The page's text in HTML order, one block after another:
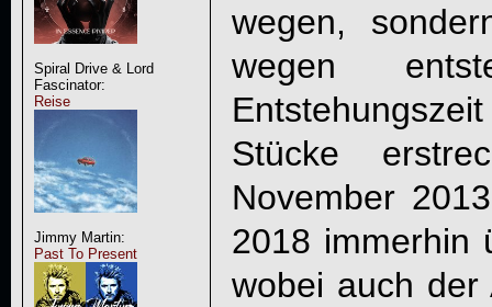
Spiral Drive & Lord
Fascinator:
Reise
Jimmy Martin:
Past To Present
wegen,
wegen
Stücke
November
2018 immerhin
wobei auch der